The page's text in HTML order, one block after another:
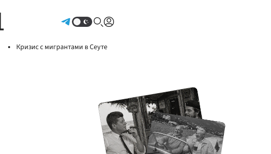
Кризис с мигрантами в Сеуте